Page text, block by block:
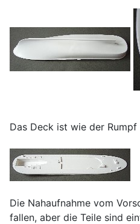
Das Deck ist wie der
Die Nahaufnahme vom
fallen, aber die Teile sind